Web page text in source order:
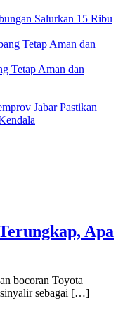
Salurkan 15 Ribu
Tetap Aman dan
Jabar Pastikan
Apa
bocoran Toyota
sebagai […]